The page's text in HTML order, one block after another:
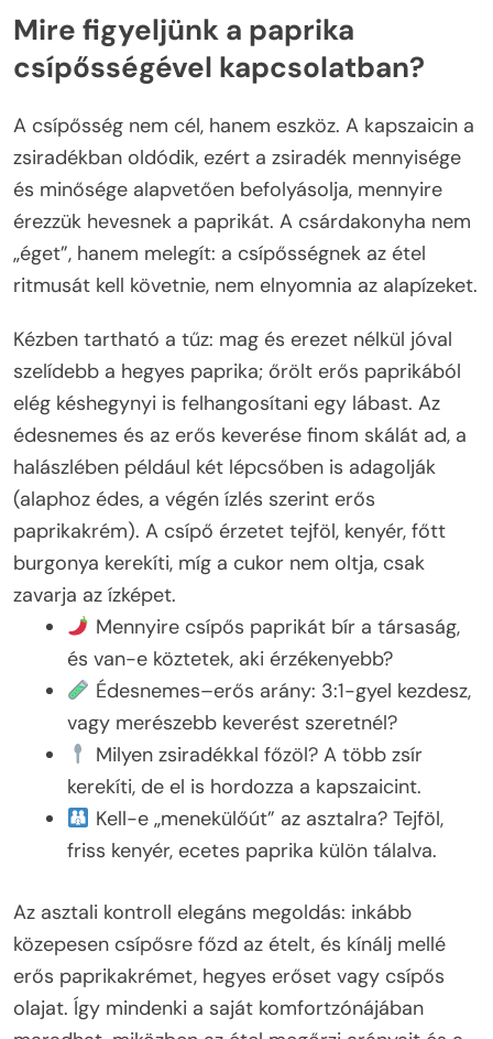
Mire figyeljünk a paprika
csípősségével kapcsolatban?
A csípősség nem cél, hanem eszköz. A kapszaicin a
zsiradékban oldódik, ezért a zsiradék mennyisége
és minősége alapvetően befolyásolja, mennyire
érezzük hevesnek a paprikát. A csárdakonyha nem
„éget”, hanem melegít: a csípősségnek az étel
ritmusát kell követnie, nem elnyomnia az alapízeket.
Kézben tartható a tűz: mag és erezet nélkül jóval
szelídebb a hegyes paprika; őrölt erős paprikából
elég késhegynyi is felhangosítani egy lábast. Az
édesnemes és az erős keverése finom skálát ad, a
halászlében például két lépcsőben is adagolják
(alaphoz édes, a végén ízlés szerint erős
paprikakrém). A csípő érzetet tejföl, kenyér, főtt
burgonya kerekíti, míg a cukor nem oltja, csak
zavarja az ízképet.
Mennyire csípős paprikát bír a társaság,
és van-e köztetek, aki érzékenyebb?
Édesnemes–erős arány: 3:1-gyel kezdesz,
vagy merészebb keverést szeretnél?
Milyen zsiradékkal főzöl? A több zsír
kerekíti, de el is hordozza a kapszaicint.
Kell-e „menekülőút” az asztalra? Tejföl,
friss kenyér, ecetes paprika külön tálalva.
Az asztali kontroll elegáns megoldás: inkább
közepesen csípősre főzd az ételt, és kínálj mellé
erős paprikakrémet, hegyes erőset vagy csípős
olajat. Így mindenki a saját komfortzónájában